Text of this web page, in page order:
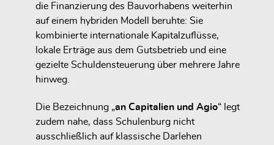
die Finanzierung des Bauvorhabens weiterhin
auf einem hybriden Modell
beruhte: Sie
kombinierte internationale Kapitalzuflüsse,
lokale Erträge aus dem Gutsbetrieb und eine
gezielte Schuldensteuerung über mehrere Jahre
hinweg
Die Bezeichnung „an Capitalien und Agio“ legt
zudem nahe, dass Schulenburg nicht
ausschließlich auf klassische Darlehen